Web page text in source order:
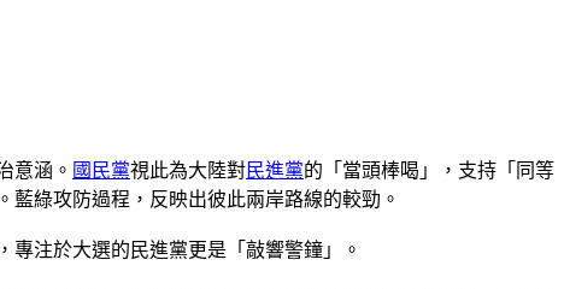
意涵。 國民黨視此為大陸對民進黨的「當頭棒喝」，支持「同等
綠攻防過程，反映出彼此兩岸路線的較勁。
專注於大選的民進黨更是「敲響警鐘」。